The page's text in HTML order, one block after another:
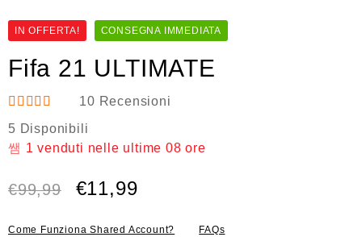
IN OFFERTA! CONSEGNA IMMEDIATA
Fifa 21 ULTIMATE
Valutato
5.00su 5
10 Recensioni
5 Disponibili
1 venduti nelle ultime08 ore
€99,99 €11,99
Come Funziona Shared Account? FAQs